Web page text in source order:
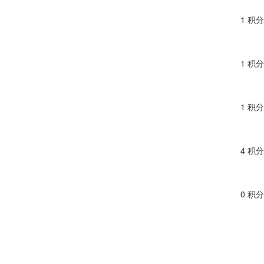
1 积分
1 积分
1 积分
4 积分
0 积分